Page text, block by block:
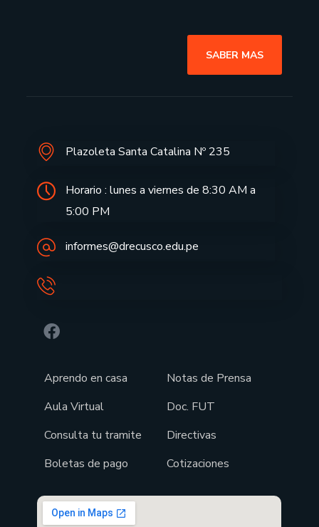
SABER MAS
Plazoleta Santa Catalina Nº 235
Horario : lunes a viernes de 8:30 AM a
5:00 PM
informes@drecusco.edu.pe
Aprendo en casa
Aula Virtual
Consulta tu tramite
Boletas de pago
Notas de Prensa
Doc. FUT
Directivas
Cotizaciones